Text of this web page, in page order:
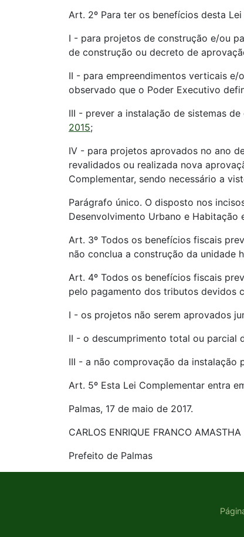
Art. 2º Para ter os benefícios desta
I - para projetos de construção e/ou
de construção ou decreto de
II - para empreendimentos verticais
observado que o Poder Executivo
III - prever a instalação de sistemas
2015;
IV - para projetos aprovados no ano
revalidados ou realizada nova
Complementar, sendo necessário a
Parágrafo único. O disposto nos
Desenvolvimento Urbano e Habitação
Art. 3º Todos os benefícios fiscais
não conclua a construção da unidade
Art. 4º Todos os benefícios fiscais
pelo pagamento dos tributos devidos
I - os projetos não serem aprovados
II - o descumprimento total ou parcial
III - a não comprovação da instalação
Art. 5º Esta Lei Complementar entra
Palmas, 17 de maio de 2017.
CARLOS ENRIQUE FRANCO AMASTHA
Prefeito de Palmas